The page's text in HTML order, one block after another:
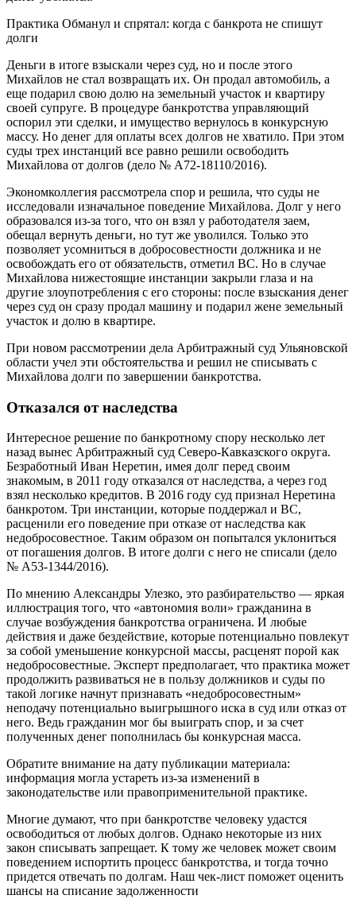
Практика Обманул и спрятал: когда с банкрота не спишут
долги
Деньги в итоге взыскали через суд, но и после этого
Михайлов не стал возвращать их. Он продал автомобиль, а
еще подарил свою долю на земельный участок и квартиру
своей супруге. В процедуре банкротства управляющий
оспорил эти сделки, и имущество вернулось в конкурсную
массу. Но денег для оплаты всех долгов не хватило. При этом
суды трех инстанций все равно решили освободить
Михайлова от долгов (дело № А72-18110/2016).
Экономколлегия рассмотрела спор и решила, что суды не
исследовали изначальное поведение Михайлова. Долг у него
образовался из-за того, что он взял у работодателя заем,
обещал вернуть деньги, но тут же уволился. Только это
позволяет усомниться в добросовестности должника и не
освобождать его от обязательств, отметил ВС. Но в случае
Михайлова нижестоящие инстанции закрыли глаза и на
другие злоупотребления с его стороны: после взыскания денег
через суд он сразу продал машину и подарил жене земельный
участок и долю в квартире.
При новом рассмотрении дела Арбитражный суд Ульяновской
области учел эти обстоятельства и решил не списывать с
Михайлова долги по завершении банкротства.
Отказался от наследства
Интересное решение по банкротному спору несколько лет
назад вынес Арбитражный суд Северо-Кавказского округа.
Безработный Иван Неретин, имея долг перед своим
знакомым, в 2011 году отказался от наследства, а через год
взял несколько кредитов. В 2016 году суд признал Неретина
банкротом. Три инстанции, которые поддержал и ВС,
расценили его поведение при отказе от наследства как
недобросовестное. Таким образом он попытался уклониться
от погашения долгов. В итоге долги с него не списали (дело
№ А53-1344/2016).
По мнению Александры Улезко, это разбирательство — яркая
иллюстрация того, что «автономия воли» гражданина в
случае возбуждения банкротства ограничена. И любые
действия и даже бездействие, которые потенциально повлекут
за собой уменьшение конкурсной массы, расценят порой как
недобросовестные. Эксперт предполагает, что практика может
продолжить развиваться не в пользу должников и суды по
такой логике начнут признавать «недобросовестным»
неподачу потенциально выигрышного иска в суд или отказ от
него. Ведь гражданин мог бы выиграть спор, и за счет
полученных денег пополнилась бы конкурсная масса.
Обратите внимание на дату публикации материала:
информация могла устареть из-за изменений в
законодательстве или правоприменительной практике.
Многие думают, что при банкротстве человеку удастся
освободиться от любых долгов. Однако некоторые из них
закон списывать запрещает. К тому же человек может своим
поведением испортить процесс банкротства, и тогда точно
придется отвечать по долгам. Наш чек-лист поможет оценить
шансы на списание задолженности